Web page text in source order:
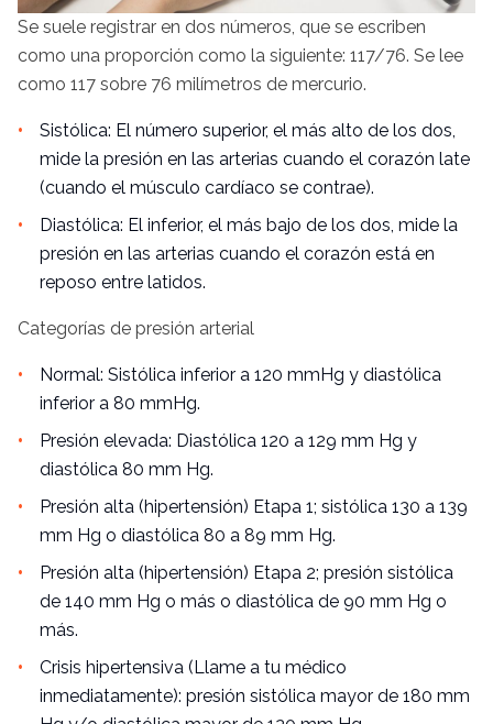
Se suele registrar en dos números, que se escriben
como una proporción como la siguiente: 117/76. Se lee
como 117 sobre 76 milímetros de mercurio.
Sistólica: El número superior, el más alto de los dos,
mide la presión en las arterias cuando el corazón late
(cuando el músculo cardíaco se contrae).
Diastólica: El inferior, el más bajo de los dos, mide la
presión en las arterias cuando el corazón está en
reposo entre latidos.
Categorías de presión arterial
Normal: Sistólica inferior a 120 mmHg y diastólica
inferior a 80 mmHg.
Presión elevada: Diastólica 120 a 129 mm Hg y
diastólica 80 mm Hg.
Presión alta (hipertensión) Etapa 1; sistólica 130 a 139
mm Hg o diastólica 80 a 89 mm Hg.
Presión alta (hipertensión) Etapa 2; presión sistólica
de 140 mm Hg o más o diastólica de 90 mm Hg o
más.
Crisis hipertensiva (Llame a tu médico
inmediatamente): presión sistólica mayor de 180 mm